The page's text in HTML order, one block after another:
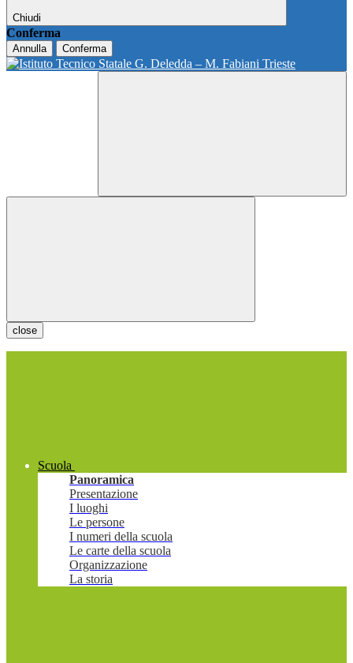
Chiudi
Conferma
Annulla Conferma
close
Scuola
Panoramica
Presentazione
I luoghi
Le persone
I numeri della scuola
Le carte della scuola
Organizzazione
La storia